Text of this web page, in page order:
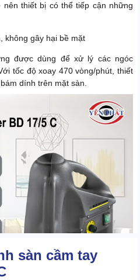
thiết bị có thể tiếp cận những
không gây hại bề mặt
được dùng để xử lý các ngóc
tốc độ xoay 470 vòng/phút, thiết
dính trên mặt sàn.
sàn cầm tay